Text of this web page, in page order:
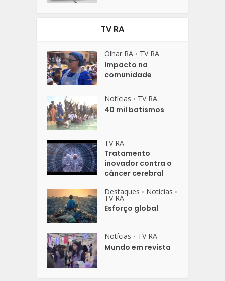
TV RA
Olhar RA • TV RA
Impacto na
comunidade
Notícias • TV RA
40 mil batismos
TV RA
Tratamento
inovador contra o
câncer cerebral
Destaques • Notícias •
TV RA
Esforço global
Notícias • TV RA
Mundo em revista